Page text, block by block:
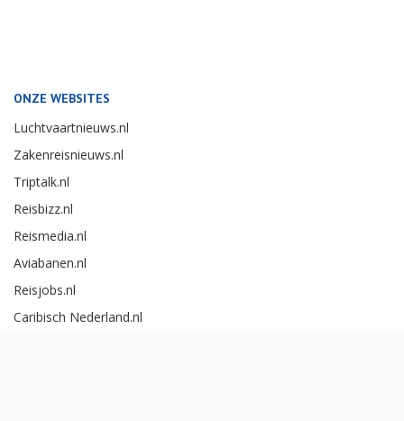
ONZE WEBSITES
Luchtvaartnieuws.nl
Zakenreisnieuws.nl
Triptalk.nl
Reisbizz.nl
Reismedia.nl
Aviabanen.nl
Reisjobs.nl
Caribisch Nederland.nl